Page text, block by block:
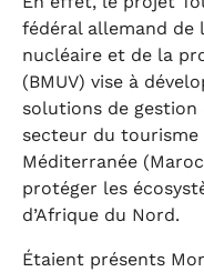
fédéral allemand de
nucléaire et de la
(BMUV) vise à
solutions de gestion
secteur du tourisme
Méditerranée
protéger les
d’Afrique du Nord.
Étaient présents